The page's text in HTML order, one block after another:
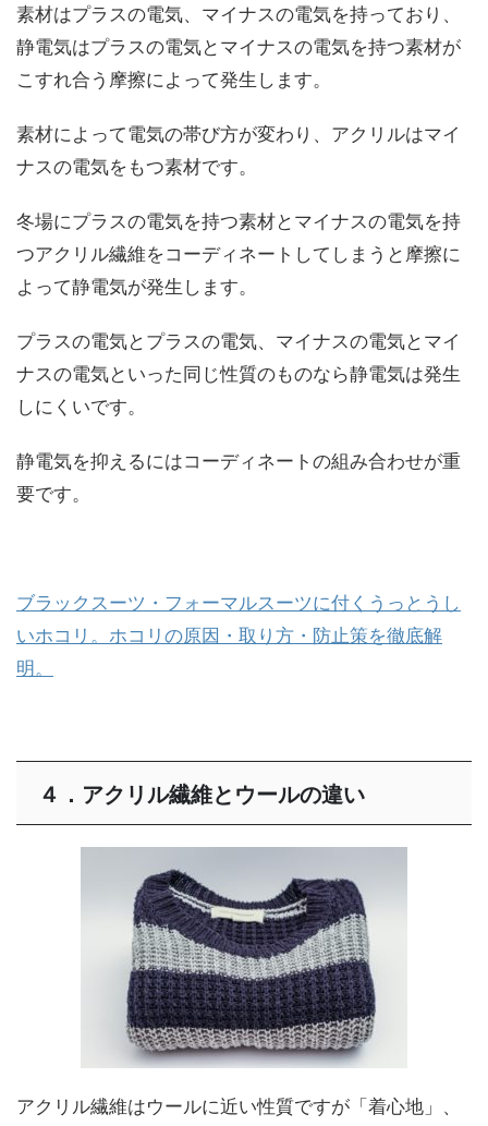
素材はプラスの電気、マイナスの電気を持っており、
静電気はプラスの電気とマイナスの電気を持つ素材が
こすれ合う摩擦によって発生します。
素材によって電気の帯び方が変わり、アクリルはマイ
ナスの電気をもつ素材です。
冬場にプラスの電気を持つ素材とマイナスの電気を持
つアクリル繊維をコーディネートしてしまうと摩擦に
よって静電気が発生します。
プラスの電気とプラスの電気、マイナスの電気とマイ
ナスの電気といった同じ性質のものなら静電気は発生
しにくいです。
静電気を抑えるにはコーディネートの組み合わせが重
要です。
ブラックスーツ・フォーマルスーツに付くうっとうし
いホコリ。ホコリの原因・取り方・防止策を徹底解
明。
４．アクリル繊維とウールの違い
アクリル繊維はウールに近い性質ですが「着心地」、